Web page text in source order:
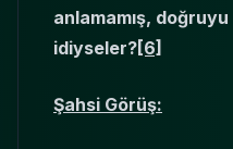
anlamamış, doğruyu
idiyseler?[6]
Şahsi Görüş: